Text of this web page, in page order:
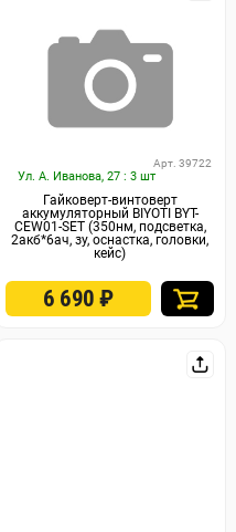
Ул. А. Иванова, 27 : 3 шт
Арт. 39722
Гайковерт-винтоверт
аккумуляторный ВIYOTI BYT-
CEW01-SET (350нм, подсветка,
2акб*6ач, зу, оснастка, головки,
кейс)
6 690₽